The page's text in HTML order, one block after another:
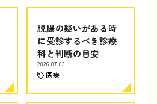
脱腸の疑いがある時
に受診するべき診療
科と判断の目安
2026.07.03
医療